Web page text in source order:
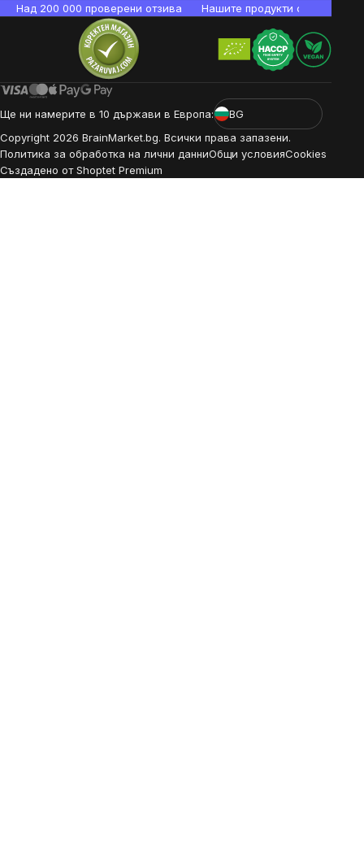
Над 200 000 проверени отзива Нашите продукти са
Ще ни намерите в 10 държави в Европа:
BG
Copyright 2026 BrainMarket.bg. Всички права запазени.
Политика за обработка на лични данниОбщи условияCookies
Създадено от Shoptet Premium